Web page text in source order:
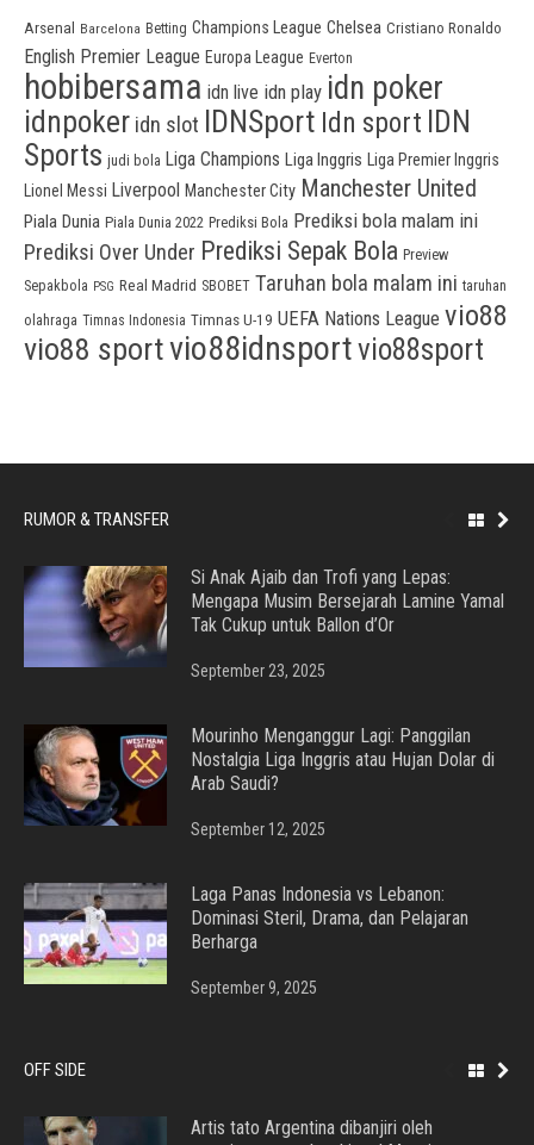
Arsenal Barcelona Betting Champions League Chelsea Cristiano Ronaldo
English Premier League Europa League Everton
hobibersama idn live idn play idn poker
idnpoker idn slot IDNSport Idn sport IDN
Sports judi bola Liga Champions Liga Inggris Liga Premier Inggris
Lionel Messi Liverpool Manchester City Manchester United
Piala Dunia Piala Dunia 2022 Prediksi Bola Prediksi bola malam ini
Prediksi Over Under Prediksi Sepak Bola Preview
Sepakbola PSG Real Madrid SBOBET Taruhan bola malam ini taruhan
olahraga Timnas Indonesia Timnas U-19 UEFA Nations League vio88
vio88 sportvio88idnsportvio88sport
RUMOR & TRANSFER
Si Anak Ajaib dan Trofi yang Lepas:
Mengapa Musim Bersejarah Lamine Yamal
Tak Cukup untuk Ballon d’Or
September 23, 2025
Mourinho Menganggur Lagi: Panggilan
Nostalgia Liga Inggris atau Hujan Dolar di
Arab Saudi?
September 12, 2025
Laga Panas Indonesia vs Lebanon:
Dominasi Steril, Drama, dan Pelajaran
Berharga
September 9, 2025
OFF SIDE
Artis tato Argentina dibanjiri oleh